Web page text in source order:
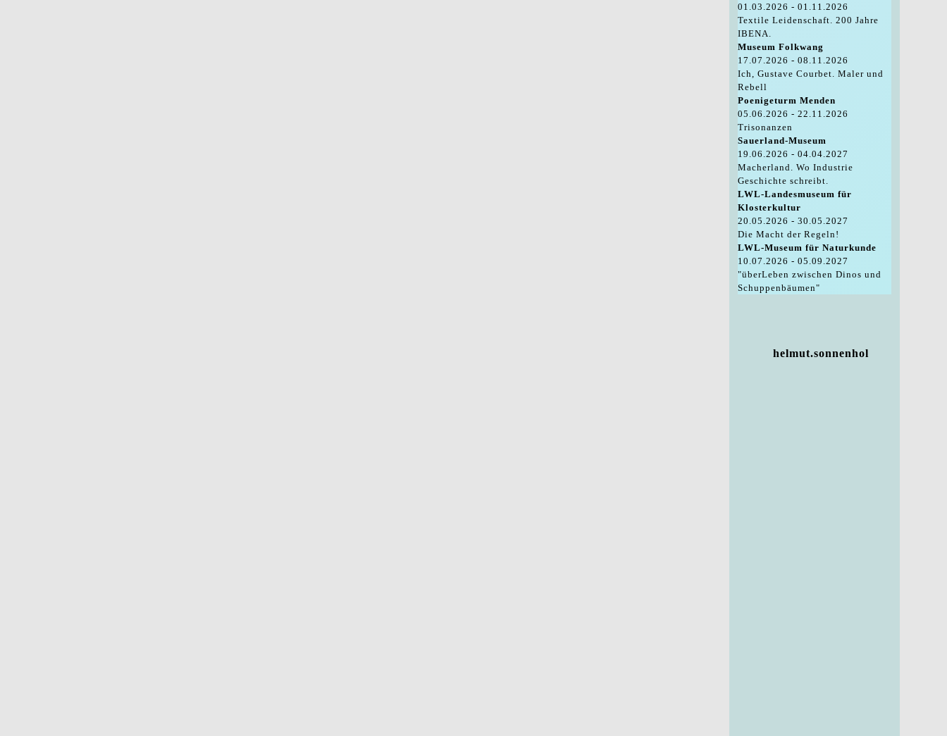
01.03.2026 - 01.11.2026
Textile Leidenschaft. 200 Jahre
IBENA.
Museum Folkwang
17.07.2026 - 08.11.2026
Ich, Gustave Courbet. Maler und
Rebell
Poenigeturm Menden
05.06.2026 - 22.11.2026
Trisonanzen
Sauerland-Museum
19.06.2026 - 04.04.2027
Macherland. Wo Industrie
Geschichte schreibt.
LWL-Landesmuseum für
Klosterkultur
20.05.2026 - 30.05.2027
Die Macht der Regeln!
LWL-Museum für Naturkunde
10.07.2026 - 05.09.2027
"überLeben zwischen Dinos und
Schuppenbäumen"
helmut.sonnenhol